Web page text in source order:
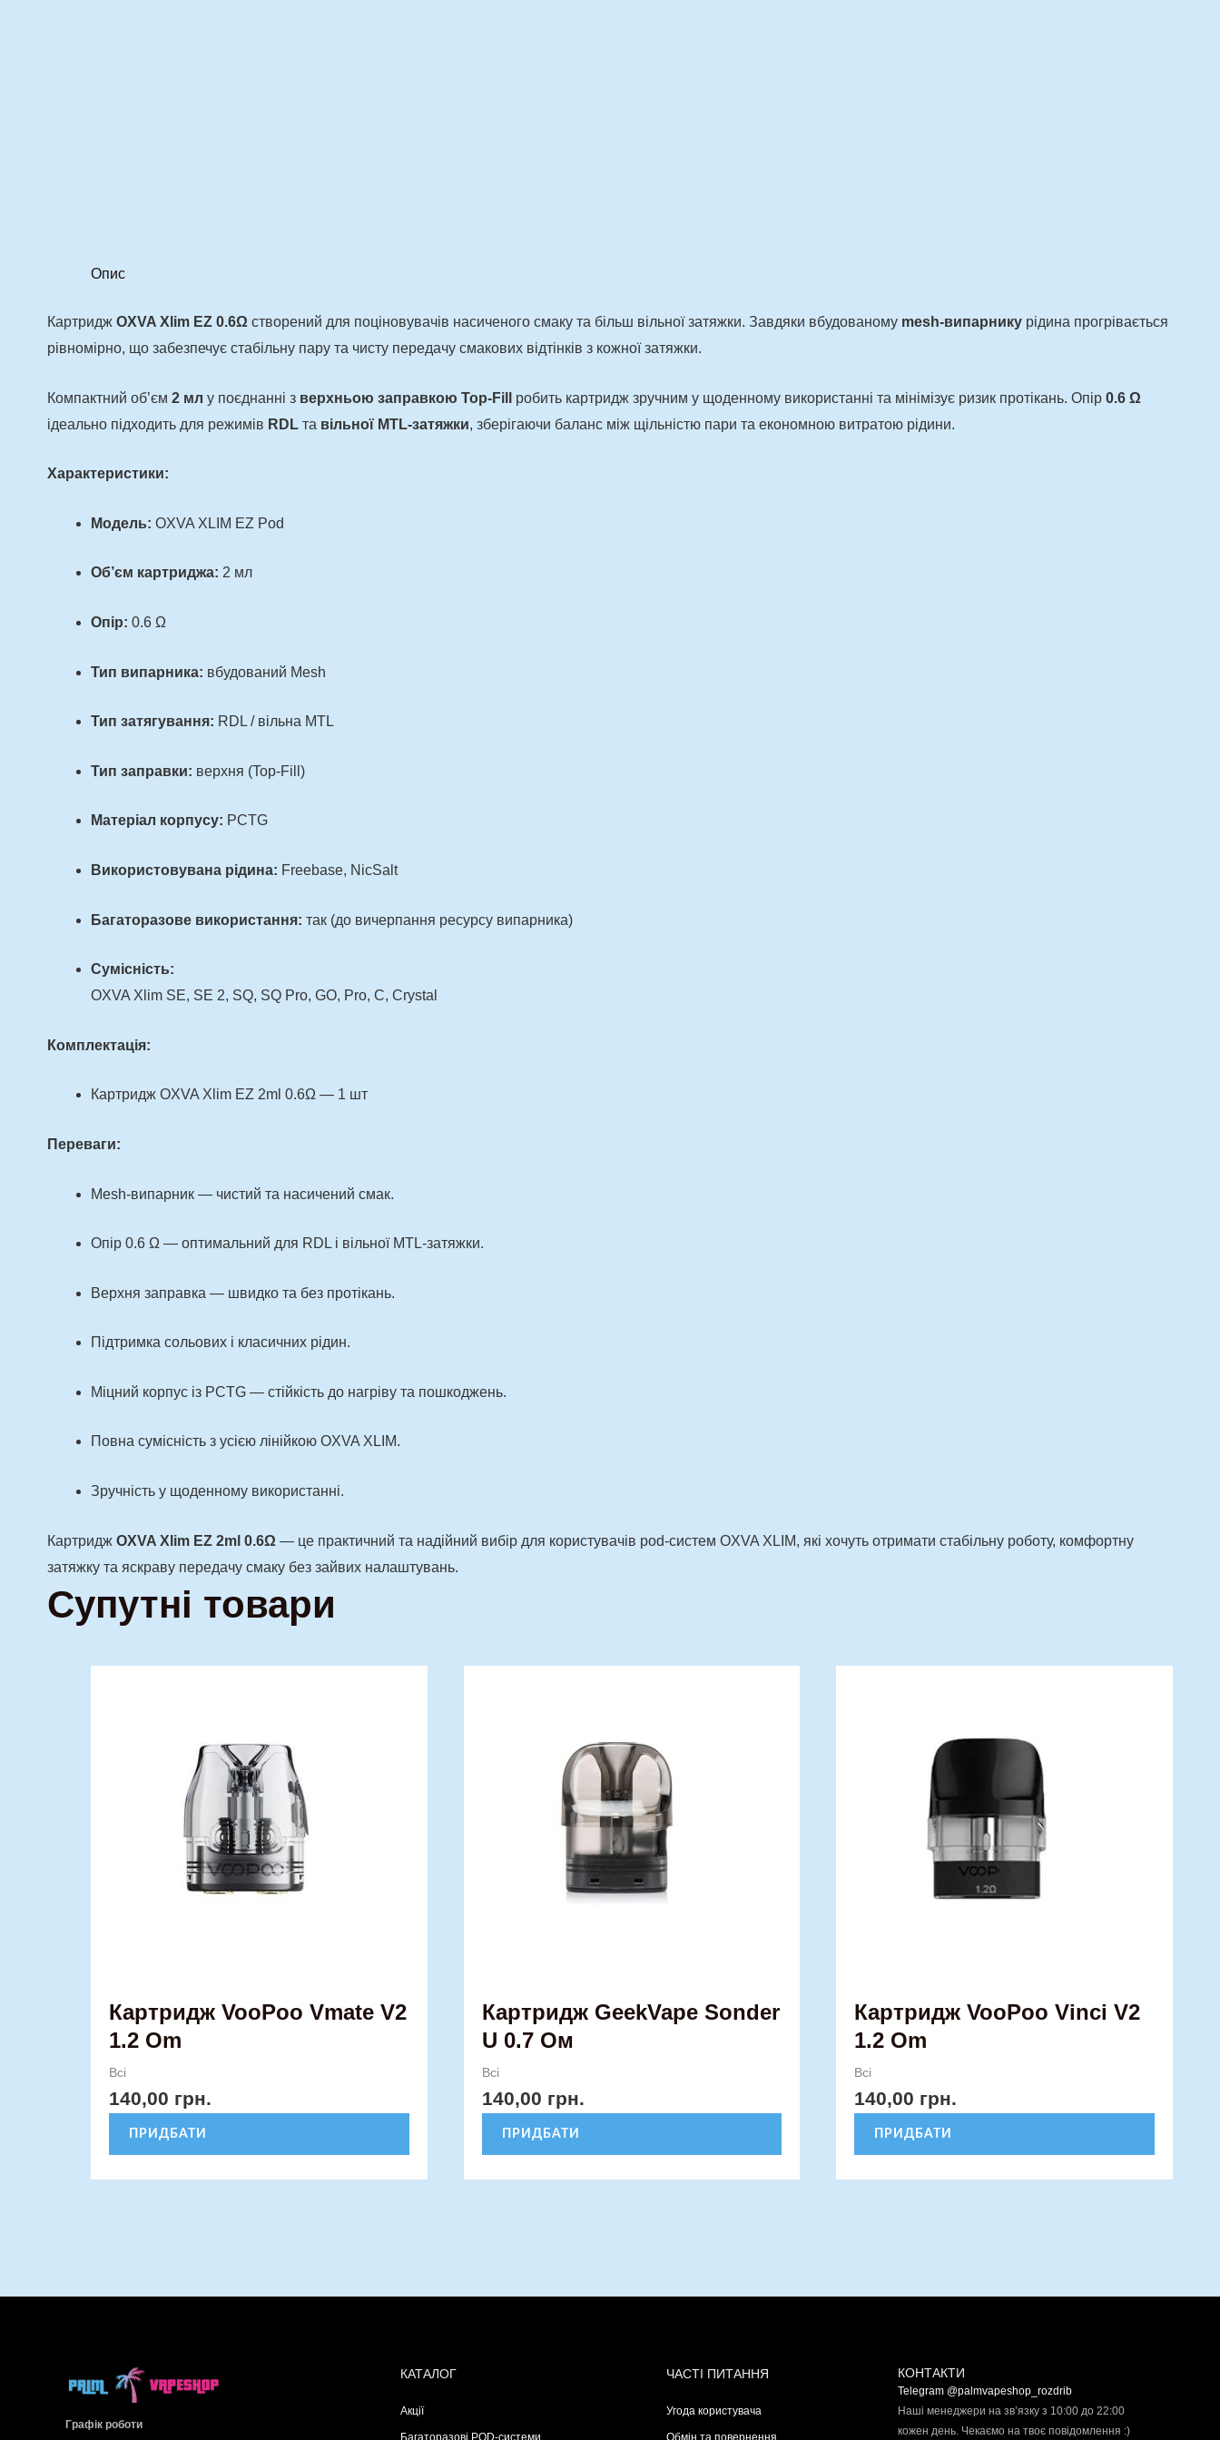
Опис
Картридж OXVA Xlim EZ 0.6Ω створений для поціновувачів насиченого смаку та більш вільної затяжки. Завдяки вбудованому mesh-випарнику рідина прогрівається
рівномірно, що забезпечує стабільну пару та чисту передачу смакових відтінків з кожної затяжки.
Компактний об’єм 2 мл у поєднанні з верхньою заправкою Top-Fill робить картридж зручним у щоденному використанні та мінімізує ризик протікань. Опір 0.6 Ω
ідеально підходить для режимів RDL та вільної MTL-затяжки, зберігаючи баланс між щільністю пари та економною витратою рідини.
Характеристики:
Модель: OXVA XLIM EZ Pod
Об’єм картриджа: 2 мл
Опір: 0.6 Ω
Тип випарника: вбудований Mesh
Тип затягування: RDL / вільна MTL
Тип заправки: верхня (Top-Fill)
Матеріал корпусу: PCTG
Використовувана рідина: Freebase, NicSalt
Багаторазове використання: так (до вичерпання ресурсу випарника)
Сумісність:
OXVA Xlim SE, SE 2, SQ, SQ Pro, GO, Pro, C, Crystal
Комплектація:
Картридж OXVA Xlim EZ 2ml 0.6Ω — 1 шт
Переваги:
Mesh-випарник — чистий та насичений смак.
Опір 0.6 Ω — оптимальний для RDL і вільної MTL-затяжки.
Верхня заправка — швидко та без протікань.
Підтримка сольових і класичних рідин.
Міцний корпус із PCTG — стійкість до нагріву та пошкоджень.
Повна сумісність з усією лінійкою OXVA XLIM.
Зручність у щоденному використанні.
Картридж OXVA Xlim EZ 2ml 0.6Ω — це практичний та надійний вибір для користувачів pod-систем OXVA XLIM, які хочуть отримати стабільну роботу, комфортну
затяжку та яскраву передачу смаку без зайвих налаштувань.
Супутні товари
Картридж VooPoo Vmate V2
1.2 Om
Всі
140,00 грн.
ПРИДБАТИ
Картридж GeekVape Sonder
U 0.7 Ом
Всі
140,00 грн.
ПРИДБАТИ
Картридж VooPoo Vinci V2
1.2 Om
Всі
140,00 грн.
ПРИДБАТИ
Графік роботи
КАТАЛОГ
Акції
ЧАСТІ ПИТАННЯ
Угода користувача
КОНТАКТИ
Telegram @palmvapeshop_rozdrib
Наші менеджери на зв’язку з 10:00 до 22:00
кожен день. Чекаємо на твоє повідомлення :)